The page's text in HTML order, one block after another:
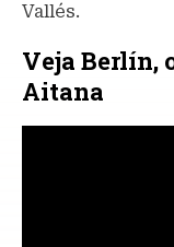
Vallés.
Veja Berlín,
Aitana